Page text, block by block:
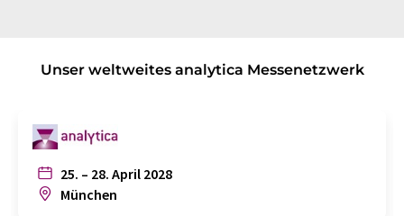
Unser weltweites analytica Messenetzwerk
25. – 28. April 2028
München